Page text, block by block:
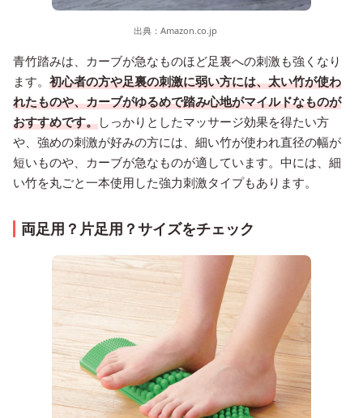
出典： Amazon.co.jp
青竹踏みは、カーブが急なものほど足裏への刺激も強くなり
ます。 初心者の方や足裏の刺激に弱い方には、太い竹が使わ
れたものや、カーブがゆるめで踏み心地がマイルドなものが
おすすめです。しっかりとしたマッサージ効果を得たい方
や、強めの刺激が好みの方には、細い竹が使われ直径の幅が
短いものや、カーブが急なものが適しています。中には、細
い竹を丸ごと一本使用した強力刺激タイプもあります。
両足用？片足用？サイズをチェック